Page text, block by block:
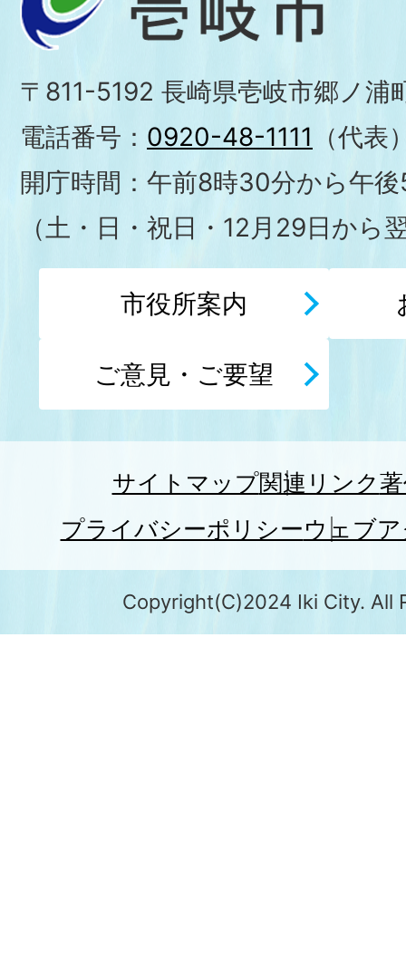
〒811-5192 長崎県壱岐市郷ノ浦
電話番号： 0920-48-1111 （代表
開庁時間：午前8時30分から午
（土・日・祝日・12月29日から
市役所案内
ご意見・ご要望
サイトマップ関連リンク
プライバシーポリシーウェブ
Copyright(C)2024 Iki City. All